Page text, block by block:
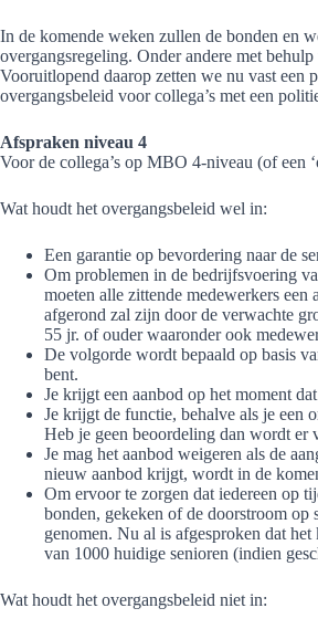
In de komende weken zullen de bonden en
overgangsregeling. Onder andere met
Vooruitlopend daarop zetten we nu vast een
overgangsbeleid voor collega’s met een
Afspraken niveau 4
Voor de collega’s op MBO 4-niveau (of een
Wat houdt het overgangsbeleid wel in:
Een garantie op bevordering naar de
Om problemen in de bedrijfsvoering
moeten alle zittende medewerkers
afgerond zal zijn door de verwachte
55 jr. of ouder waaronder ook
De volgorde wordt bepaald op basis
bent.
Je krijgt een aanbod op het moment
Je krijgt de functie, behalve als je een
Heb je geen beoordeling dan wordt er
Je mag het aanbod weigeren als de
nieuw aanbod krijgt, wordt in de
Om ervoor te zorgen dat iedereen op
bonden, gekeken of de doorstroom op
genomen. Nu al is afgesproken dat
van 1000 huidige senioren (indien
Wat houdt het overgangsbeleid niet in: